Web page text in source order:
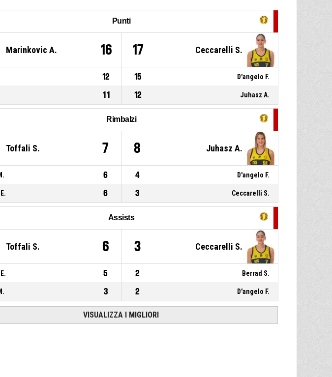
15, Barberis M., Rimbalzo
00:49
, Tiro libero 2 di
2 sbagliato
P400:49 6, D'angelo F., Tiro libero 1 di
2 realizzato
Nuova Icom San Salvatore
P400:49 22, Demetrio Blecic C.,
Sostituzione - Esce
, Sostituzione - Entra
Punti
Marinkovic A. 16 17 Ceccarelli S.
12 15 D'angelo F.
11 12 Juhasz A.
Rimbalzi
Toffali S. 7 8 Juhasz A.
6 4 D'angelo F.
6 3 Ceccarelli S.
Assists
Toffali S. 6 3 Ceccarelli S.
5 2 Berrad S.
3 2 D'angelo F.
VISUALIZZA I MIGLIORI